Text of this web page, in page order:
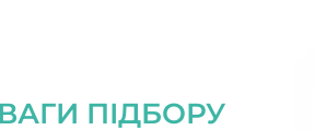
ПІДБОРУ